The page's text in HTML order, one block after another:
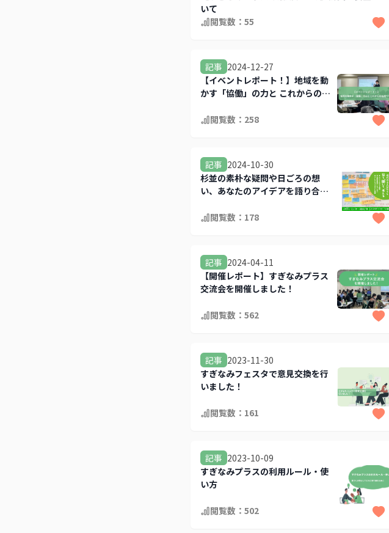
いて
閲覧数： 55
記事 2024-12-27
【イベントレポート！】地域を動
かす「協働」の力と これからの地
閲覧数： 258
記事 2024-10-30
杉並の素朴な疑問や日ごろの想
い、あなたのアイデアを語り合い
閲覧数： 178
記事 2024-04-11
【開催レポート】すぎなみプラス
交流会を開催しました！
閲覧数： 562
記事 2023-11-30
すぎなみフェスタで意見交換を行
いました！
閲覧数： 161
記事 2023-10-09
すぎなみプラスの利用ルール・使
い方
閲覧数： 502